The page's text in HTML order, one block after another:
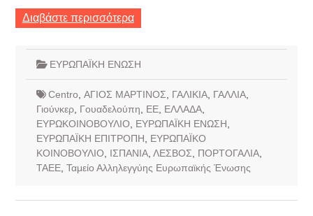
Διαβάστε περισσότερα
ΕΥΡΩΠΑΪΚΗ ΕΝΩΣΗ
Centro ΑΓΙΟΣ ΜΑΡΤΙΝΟΣ ΓΑΛΙΚΙΑ, ΓΑΛΛΙΑ,
Γιούνκερ, Γουαδελούπη ΕΕ, ΕΛΛΑΔΑ,
ΕΥΡΩΚΟΙΝΟΒΟΥΛΙΟ
ΕΥΡΩΠΑΪΚΗ ΕΝΩΣΗ
ΕΥΡΩΠΑΪΚΗ ΕΠΙΤΡΟΠΗ
ΕΥΡΩΠΑΪΚΟ
ΚΟΙΝΟΒΟΥΛΙΟ
ΙΣΠΑΝΙΑ, ΛΕΣΒΟΣ ΠΟΡΤΟΓΑΛΙΑ,
ΤΑΕΕ, Ταμείο Αλληλεγγύης Ευρωπαϊκής Ένωσης